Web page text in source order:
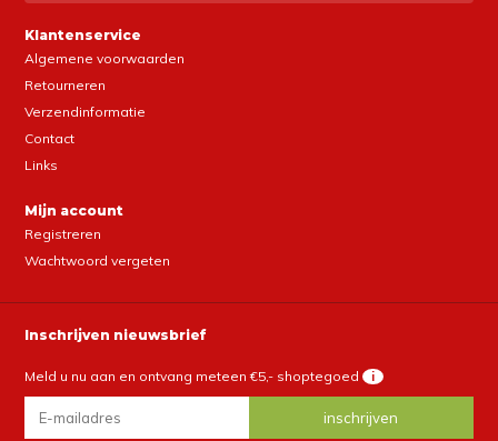
Klantenservice
Algemene voorwaarden
Retourneren
Verzendinformatie
Contact
Links
Mijn account
Registreren
Wachtwoord vergeten
Inschrijven nieuwsbrief
Meld u nu aan en ontvang meteen €5,- shoptegoed i